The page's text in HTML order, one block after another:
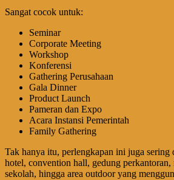
Sangat cocok untuk:
Seminar
Corporate Meeting
Workshop
Konferensi
Gathering Perusahaan
Gala Dinner
Product Launch
Pameran dan Expo
Acara Instansi Pemerintah
Family Gathering
Tak hanya itu, perlengkapan ini juga
hotel, convention hall, gedung perkantoran,
sekolah, hingga area outdoor yang